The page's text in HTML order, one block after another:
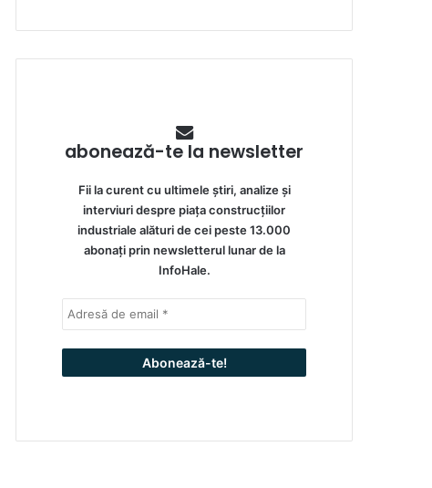
abonează-te la newsletter
Fii la curent cu ultimele știri, analize și
interviuri despre piața construcțiilor
industriale alături de cei peste 13.000
abonați prin newsletterul lunar de la
InfoHale.